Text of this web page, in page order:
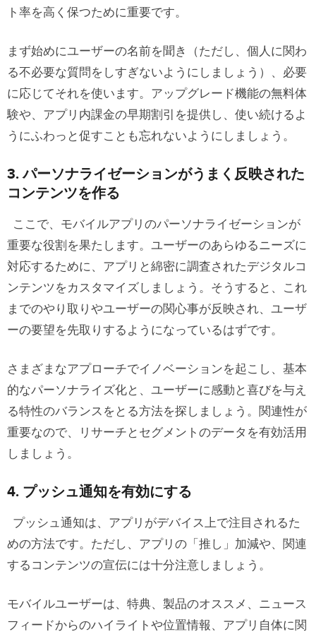
ト率を高く保つために重要です。
まず始めにユーザーの名前を聞き（ただし、個人に関わ
る不必要な質問をしすぎないようにしましょう）、必要
に応じてそれを使います。アップグレード機能の無料体
験や、アプリ内課金の早期割引を提供し、使い続けるよ
うにふわっと促すことも忘れないようにしましょう。
3.パーソナライゼーションがうまく反映された
コンテンツを作る
ここで、モバイルアプリのパーソナライゼーションが
重要な役割を果たします。ユーザーのあらゆるニーズに
対応するために、アプリと綿密に調査されたデジタルコ
ンテンツをカスタマイズしましょう。そうすると、これ
までのやり取りやユーザーの関心事が反映され、ユーザ
ーの要望を先取りするようになっているはずです。
さまざまなアプローチでイノベーションを起こし、基本
的なパーソナライズ化と、ユーザーに感動と喜びを与え
る特性のバランスをとる方法を探しましょう。関連性が
重要なので、リサーチとセグメントのデータを有効活用
しましょう。
4. プッシュ通知を有効にする
プッシュ通知は、アプリがデバイス上で注目されるた
めの方法です。ただし、アプリの「推し」加減や、関連
するコンテンツの宣伝には十分注意しましょう。
モバイルユーザーは、特典、製品のオススメ、ニュース
フィードからのハイライトや位置情報、アプリ自体に関